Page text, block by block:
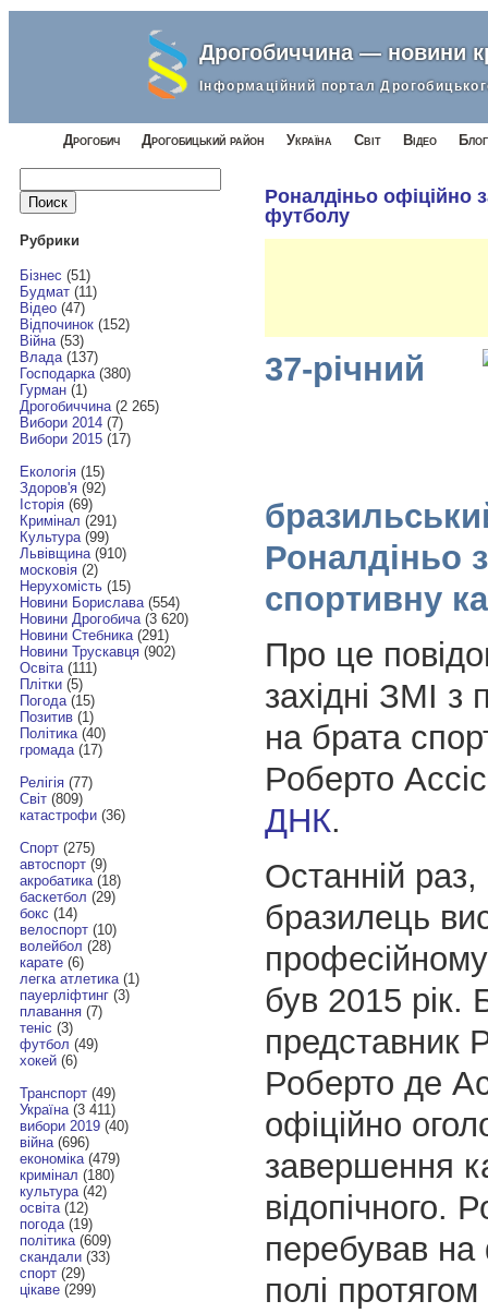
Дрогобиччина — новини
Інформаційний портал
Дрогобич Дрогобицький район Україна Світ Відео
Найти:
Рубрики
Бізнес (51)
Будмат(11)
Відео(47)
Відпочинок(152)
Війна(53)
Влада(137)
Господарка(380)
Гурман(1)
Дрогобиччина(2 265)
Вибори 2014(7)
Вибори 2015(17)
Екологія(15)
Здоров'я(92)
Історія(69)
Кримінал (291)
Культура(99)
Львівщина(910)
московія(2)
Нерухомість(15)
Новини Борислава(554)
Новини Дрогобича(3 620)
Новини Стебника(291)
Новини Трускавця(902)
Освіта(111)
Плітки(5)
Погода(15)
Позитив(1)
Політика(40)
громада(17)
Релігія(77)
Світ(809)
катастрофи(36)
Спорт(275)
автоспорт(9)
акробатика(18)
баскетбол (29)
бокс (14)
велоспорт(10)
волейбол (28)
карате(6)
легка атлетика(1)
пауерліфтинг(3)
плавання(7)
теніс (3)
футбол (49)
хокей(6)
Транспорт(49)
Україна(3 411)
вибори 2019(40)
війна(696)
економіка(479)
кримінал (180)
культура(42)
освіта(12)
погода(19)
політика(609)
скандали(33)
спорт(29)
цікаве(299)
Роналдіньо офіційно
футболу
37-річний
Роналдіньо
спортивну
Про це
західні ЗМІ
на брата
Роберто
ДНК.
Останній раз,
бразилець
професійному
був 2015 рік.
представник
Роберто де
офіційно
завершення
відопічного.
перебував
полі